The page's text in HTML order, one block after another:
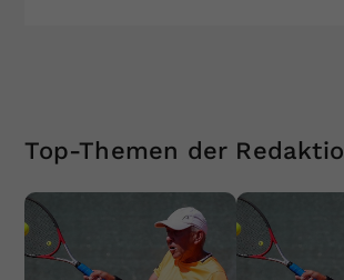
Top-Themen der